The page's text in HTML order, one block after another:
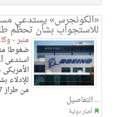
«الكونجرس» يستدعي
للاستجواب بشأن تحطم
منبر -
ضغوطا
استدعى
للإدلاء
.. التفاصيل
أخبار دولية